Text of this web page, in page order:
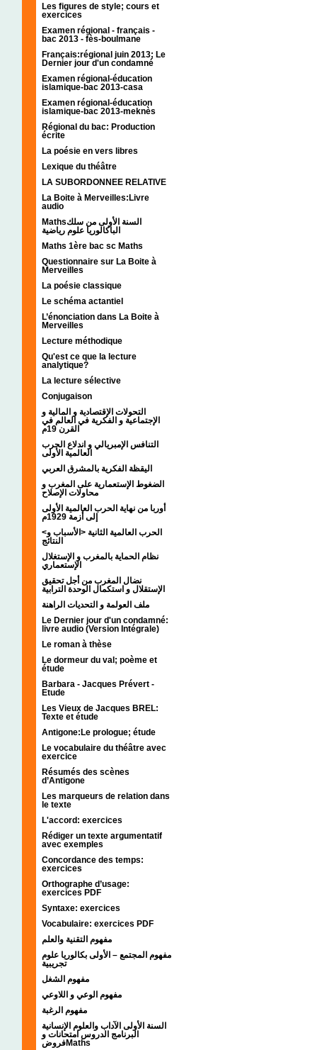
Les figures de style; cours et
exercices
Examen régional - français -
bac 2013 - fès-boulmane
Français:régional juin 2013; Le
Dernier jour d'un condamné
Examen régional-éducation
islamique-bac 2013-casa
Examen régional-éducation
islamique-bac 2013-meknès
Régional du bac: Production
écrite
La poésie en vers libres
Lexique du théâtre
LA SUBORDONNEE RELATIVE
La Boite à Merveilles:Livre
audio
Mathsالسنة الأولى من سلك
الباكالوريا علوم رياضية
Maths 1ère bac sc Maths
Questionnaire sur La Boite à
Merveilles
La poésie classique
Le schéma actantiel
L’énonciation dans La Boite à
Merveilles
Lecture méthodique
Qu'est ce que la lecture
analytique?
La lecture sélective
Conjugaison
التحولات الإقتصادية و المالية و
الإجتماعية و الفكرية في العالم في
القرن 19م
التنافس الإمبريالي و اندلاع الحرب
العالمية الأولى
اليقظة الفكرية بالمشرق العربي
الضغوط الإستعمارية على المغرب و
محاولات الإصلاح
أوربا من نهاية الحرب العالمية الأولى
إلى أزمة 1929م
<الحرب العالمية الثانية <الأسباب و
النتائج
نظام الحماية بالمغرب و الإستغلال
الإستعماري
نضال المغرب من أجل تحقيق
الإستقلال و استكمال الوحدة الترابية
ملف العولمة و التحديات الراهنة
Le Dernier jour d'un condamné:
livre audio (Version Intégrale)
Le roman à thèse
Le dormeur du val; poème et
étude
Barbara - Jacques Prévert -
Etude
Les Vieux de Jacques BREL:
Texte et étude
Antigone:Le prologue; étude
Le vocabulaire du théâtre avec
exercice
Résumés des scènes
d’Antigone
Les marqueurs de relation dans
le texte
L'accord: exercices
Rédiger un texte argumentatif
avec exemples
Concordance des temps:
exercices
Orthographe d’usage:
exercices PDF
Syntaxe: exercices
Vocabulaire: exercices PDF
مفهوم التقنية والعلم
مفهوم المجتمع – الأولى بكالوريا علوم
تجريبية
مفهوم الشغل
مفهوم الوعي و اللاوعي
مفهوم الرغبة
السنة الأولى الآداب والعلوم الإنسانية
البرنامج الدروس امتحانات و
فروضMaths